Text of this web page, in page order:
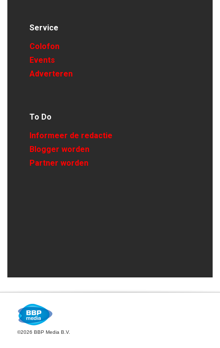
Service
Colofon
Events
Adverteren
To Do
Informeer de redactie
Blogger worden
Partner worden
©2026 BBP Media B.V.